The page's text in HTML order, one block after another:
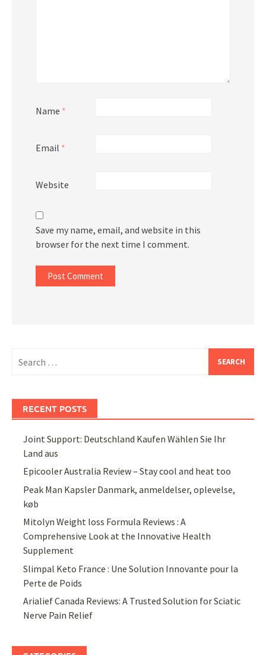
Name *
Email *
Website
Save my name, email, and website in this
browser for the next time I comment.
for:
RECENT POSTS
Joint Support: Deutschland Kaufen Wählen Sie Ihr
Land aus
Epicooler Australia Review – Stay cool and heat too
Peak Man Kapsler Danmark, anmeldelser, oplevelse,
køb
Mitolyn Weight loss Formula Reviews : A
Comprehensive Look at the Innovative Health
Supplement
Slimpal Keto France : Une Solution Innovante pour la
Perte de Poids
Arialief Canada Reviews: A Trusted Solution for Sciatic
Nerve Pain Relief